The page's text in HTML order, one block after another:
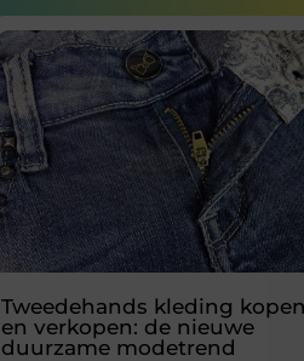
Tweedehands kleding kopen
en verkopen: de nieuwe
duurzame modetrend